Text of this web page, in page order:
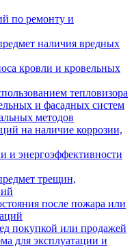
по ремонту и
наличия вредных
кровли и кровельных
тепловизора
и фасадных систем
методов
на наличие коррозии,
и энергоэффективности
трещин,
после пожара или
покупкой или продажей
для эксплуатации и